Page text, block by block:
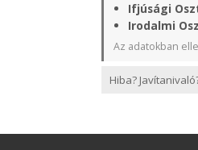
Ifjúsági
Irodalmi
Az adatokban
Hiba?